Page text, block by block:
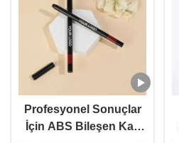
Profesyonel Sonuçlar
İçin ABS Bileşen Kaş